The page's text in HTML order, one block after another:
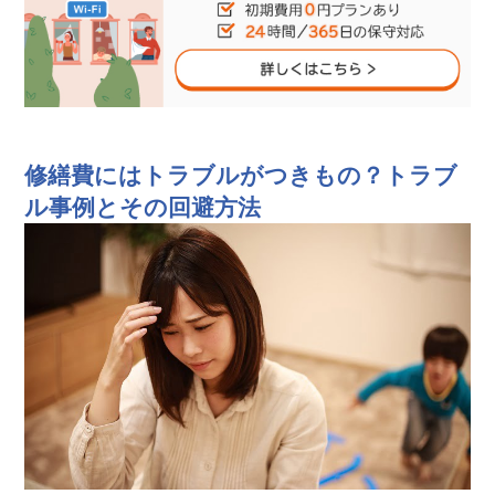
修繕費にはトラブルがつきもの？トラブ
ル事例とその回避方法